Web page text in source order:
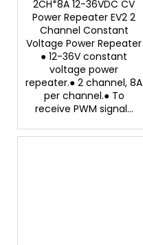
2CH*8A 12-36VDC CV
Power Repeater EV2 2
Channel Constant
Voltage Power Repeater
● 12-36V constant
voltage power
repeater.● 2 channel, 8A
per channel.● To
receive PWM signal...